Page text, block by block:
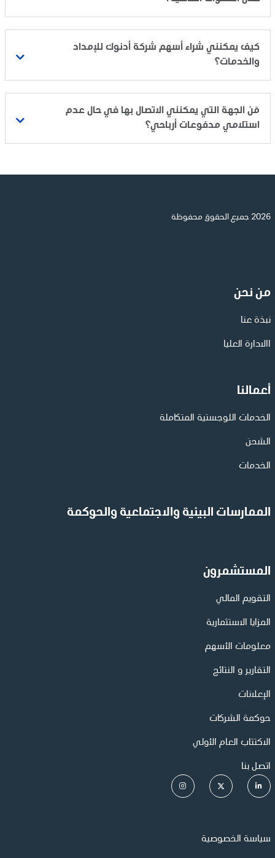
كيف يمكنني شراء أسهم شركة أدنوك للإمداد
والخدمات؟
مَن الجهة التي يمكنني الاتصال بها في حال عدم
استلامي مدفوعات أرباحي؟
2026 جميع الحقوق محفوظة
من نحن
نبذة عنا
االادارة العليا
أعمالنا
الخدمات اللوجستية المتكاملة
الشحن
الخدمات
الممارسات البيئية والاجتماعية والحوكمة
المستشمرون
التقويم المالي
المزايا الاستثمارية
معلومات الأسهم
التقارير و النتائج
الإعلانات
حوكمة الشركات
الاكتتاب العام الأولي
اتصل بنا
سياسة الخصوصية